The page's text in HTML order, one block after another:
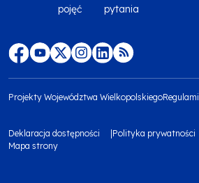
Menu
footer
społecznościowe
top
pojęć
pytania
footer
Projekty Województwa Wielkopolskiego
Menu
Deklaracja dostępności Polityka prywatności
Mapa strony